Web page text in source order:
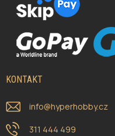
KONTAKT
info@hyperhobby.cz
311 444 499